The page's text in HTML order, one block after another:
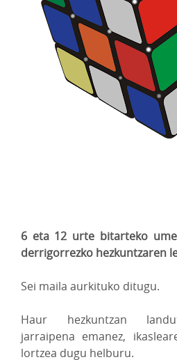
6 eta 12 urte bitarteko
derrigorrezko hezkuntzaren
Sei maila aurkituko ditugu.
Haur hezkuntzan
jarraipena emanez,
lortzea dugu helburu.